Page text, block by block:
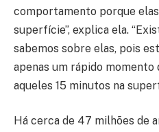
comportamento porque
superfície”, explica ela.
sabemos sobre elas, pois
apenas um rápido momento
aqueles 15 minutos na
Há cerca de 47 milhões de